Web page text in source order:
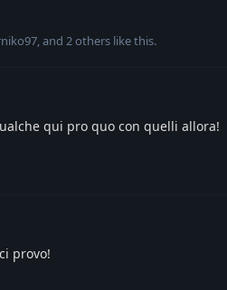
, and 2others like this.
qui pro quo con quelli allora!
provo!